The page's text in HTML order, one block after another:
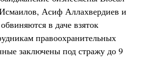
Асиф Аллахвердиев и
в даче взяток
правоохранительных
заключены под стражу до 9